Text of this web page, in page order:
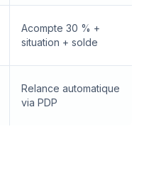
Acompte 30 % +
situation + solde
Relance automatique
via PDP